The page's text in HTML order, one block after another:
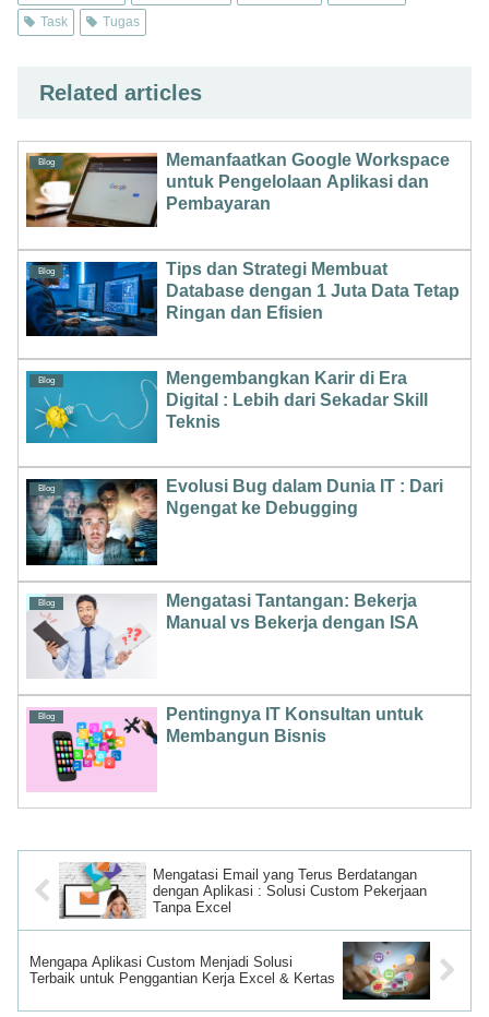
Task
Tugas
Related articles
Blog
Memanfaatkan Google Workspace
untuk Pengelolaan Aplikasi dan
Pembayaran
Blog
Tips dan Strategi Membuat
Database dengan 1 Juta Data Tetap
Ringan dan Efisien
Blog
Mengembangkan Karir di Era
Digital : Lebih dari Sekadar Skill
Teknis
Blog
Evolusi Bug dalam Dunia IT : Dari
Ngengat ke Debugging
Blog
Mengatasi Tantangan: Bekerja
Manual vs Bekerja dengan ISA
Blog
Pentingnya IT Konsultan untuk
Membangun Bisnis
Mengatasi Email yang Terus Berdatangan
dengan Aplikasi : Solusi Custom Pekerjaan
Tanpa Excel
Mengapa Aplikasi Custom Menjadi Solusi
Terbaik untuk Penggantian Kerja Excel & Kertas